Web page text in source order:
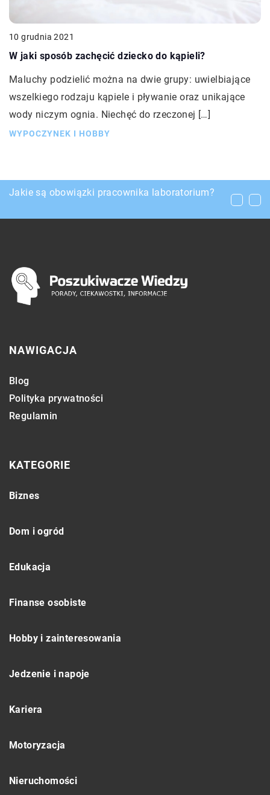
10 grudnia 2021
W jaki sposób zachęcić dziecko do kąpieli?
Maluchy podzielić można na dwie grupy: uwielbiające
wszelkiego rodzaju kąpiele i pływanie oraz unikające
wody niczym ognia. Niechęć do rzeczonej […]
WYPOCZYNEK I HOBBY
Jak wygląda i jakie ma działanie masaż
Jakie są obowiązki pracownika laboratorium?
Susz CBD – jak wpływa na ludzki organizm?
NAWIGACJA
Blog
Polityka prywatności
Regulamin
KATEGORIE
Biznes
Dom i ogród
Edukacja
Finanse osobiste
Hobby i zainteresowania
Jedzenie i napoje
Kariera
Motoryzacja
Nieruchomości